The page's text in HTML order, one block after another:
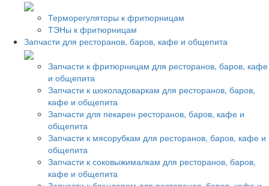
Терморегуляторы к фритюрницам
ТЭНы к фритюрницам
Запчасти для ресторанов, баров, кафе и общепита
Запчасти к фритюрницам для ресторанов, баров, кафе
и общепита
Запчасти к шоколадоваркам для ресторанов, баров,
кафе и общепита
Запчасти для пекарен ресторанов, баров, кафе и
общепита
Запчасти к мясорубкам для ресторанов, баров, кафе и
общепита
Запчасти к соковыжималкам для ресторанов, баров,
кафе и общепита